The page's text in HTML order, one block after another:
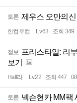
토론 제우스 오만의
한컵두컵 Lv.63 조회 349
정보 프리스타일: 리
보기
Half라 Lv.22 조회 447
토론 넥슨현카 MM팩